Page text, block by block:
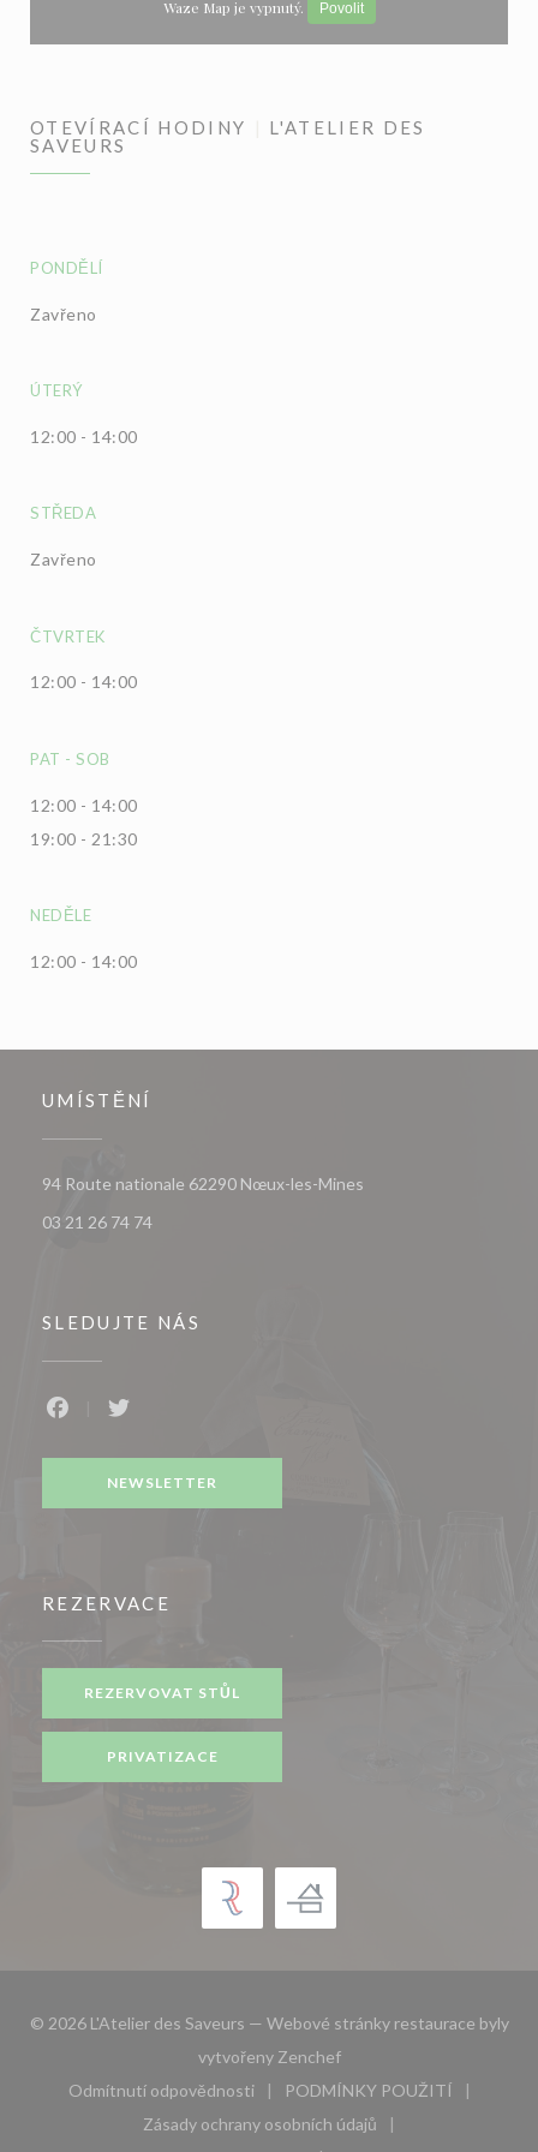
Waze Map je vypnutý. Povolit
OTEVÍRACÍ HODINY
L'ATELIER DES
SAVEURS
PONDĚLÍ
Zavřeno
ÚTERÝ
12:00 - 14:00
STŘEDA
Zavřeno
ČTVRTEK
12:00 - 14:00
PAT - SOB
12:00 - 14:00
19:00 - 21:30
NEDĚLE
12:00 - 14:00
UMÍSTĚNÍ
94 Route nationale 62290 Nœux-les-Mines
03 21 26 74 74
SLEDUJTE NÁS
NEWSLETTER
REZERVACE
REZERVOVAT STŮL
PRIVATIZACE
© 2026 L'Atelier des Saveurs — Webové stránky restaurace byly
vytvořeny Zenchef((otevře se v novém okně))
Odmítnutí odpovědnosti
((otevře se v novém okně))
PODMÍNKY POUŽITÍ
((otevře se v novém
Zásady ochrany osobních údajů
((otevře se v novém okně))